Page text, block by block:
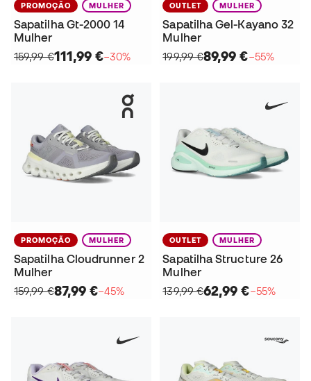
PROMOÇÃO MULHER
Sapatilha Gt-2000 14
Mulher
159,99 €111,99 €−30%
OUTLET MULHER
Sapatilha Gel-Kayano 32
Mulher
199,99 €89,99 €−55%
PROMOÇÃO MULHER
Sapatilha Cloudrunner 2
Mulher
159,99 €87,99 €−45%
OUTLET MULHER
Sapatilha Structure 26
Mulher
139,99 €62,99 €−55%